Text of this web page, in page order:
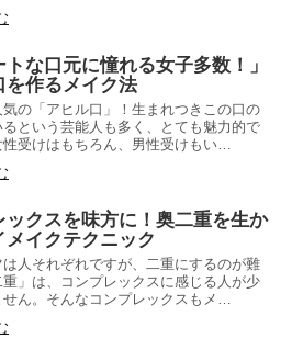
トな口元に憧れる女子多数！」
を作るメイク法
の「アヒル口」！生まれつきこの口の
という芸能人も多く、とても魅力的で
性受けはもちろん、男性受けもい…
ックスを味方に！奥二重を生か
メイクテクニック
は人それぞれですが、二重にするのが難
重」は、コンプレックスに感じる人が少
せん。そんなコンプレックスもメ…